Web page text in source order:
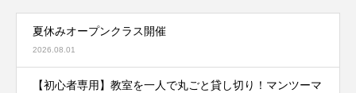
夏休みオープンクラス開催
2026.08.01
【初心者専用】教室を一人で丸ごと貸し切り！マンツーマ